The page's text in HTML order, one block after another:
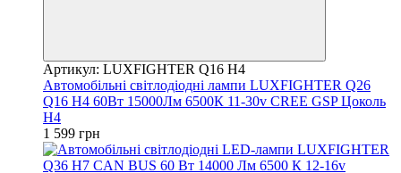
Артикул: LUXFIGHTER Q16 H4
Автомобільні світлодіодні лампи LUXFIGHTER Q26
Q16 H4 60Вт 15000Лм 6500К 11-30v CREE GSP Цоколь
H4
1 599 грн